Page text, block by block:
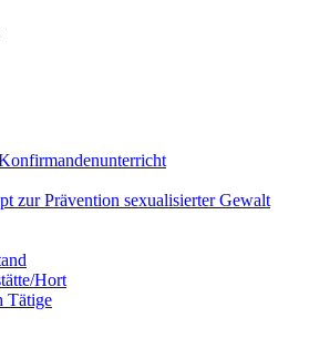
zur Prävention sexualisierter Gewalt
Hort
Tätige